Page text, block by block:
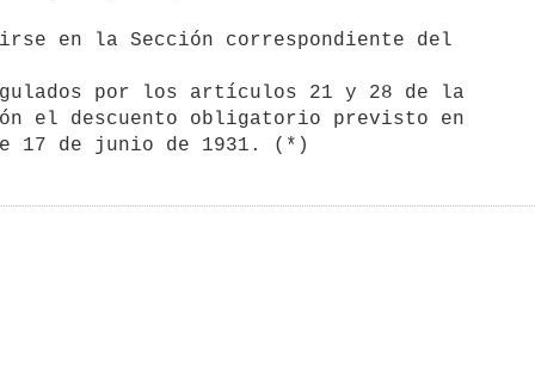
el descuento obligatorio previsto en